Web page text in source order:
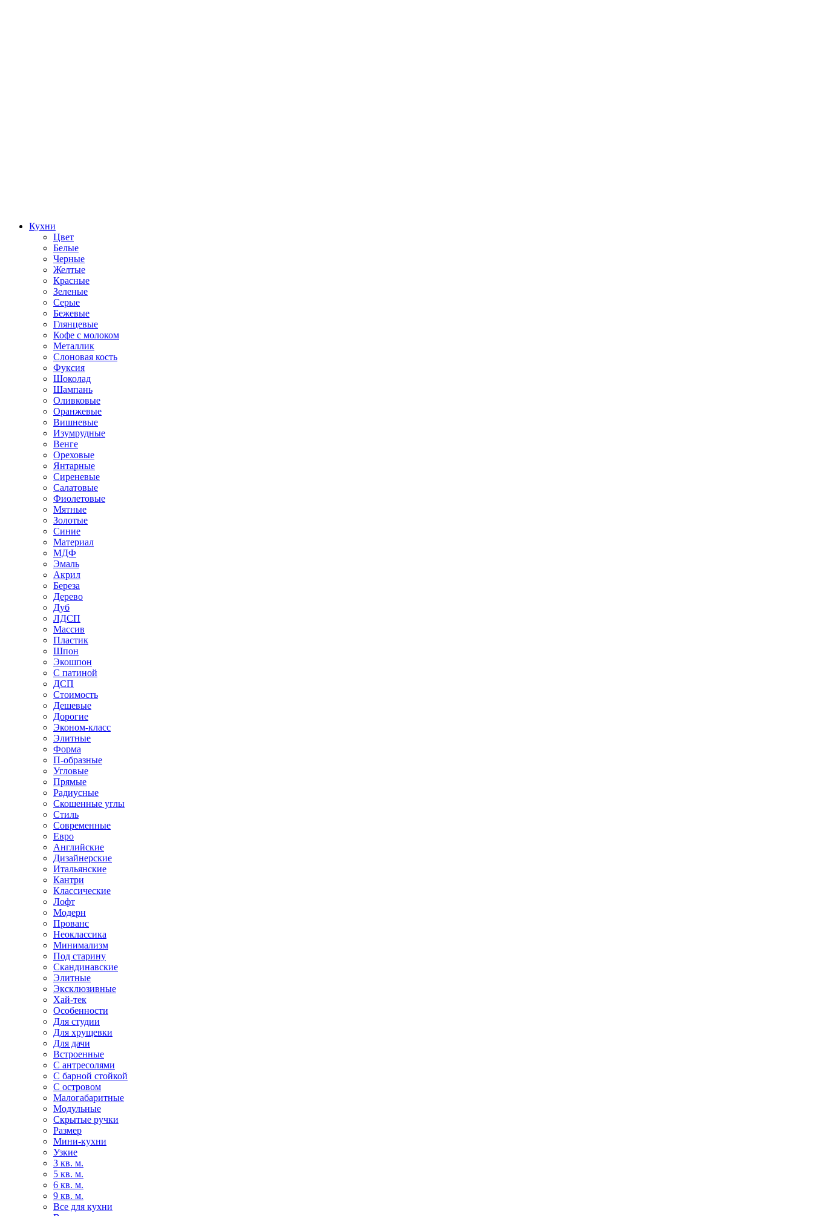
Кухни
Цвет
Белые
Черные
Желтые
Красные
Зеленые
Серые
Бежевые
Глянцевые
Кофе с молоком
Металлик
Слоновая кость
Фуксия
Шоколад
Шампань
Оливковые
Оранжевые
Вишневые
Изумрудные
Венге
Ореховые
Янтарные
Сиреневые
Салатовые
Фиолетовые
Мятные
Золотые
Синие
Материал
МДФ
Эмаль
Акрил
Береза
Дерево
Дуб
ЛДСП
Массив
Пластик
Шпон
Экошпон
С патиной
ДСП
Стоимость
Дешевые
Дорогие
Эконом-класс
Элитные
Форма
П-образные
Угловые
Прямые
Радиусные
Скошенные углы
Стиль
Современные
Евро
Английские
Дизайнерские
Итальянские
Кантри
Классические
Лофт
Модерн
Прованс
Неоклассика
Минимализм
Под старину
Скандинавские
Элитные
Эксклюзивные
Хай-тек
Особенности
Для студии
Для хрущевки
Для дачи
Встроенные
С антресолями
С барной стойкой
С островом
Малогабаритные
Модульные
Скрытые ручки
Размер
Мини-кухни
Узкие
3 кв. м.
5 кв. м.
6 кв. м.
9 кв. м.
Все для кухни